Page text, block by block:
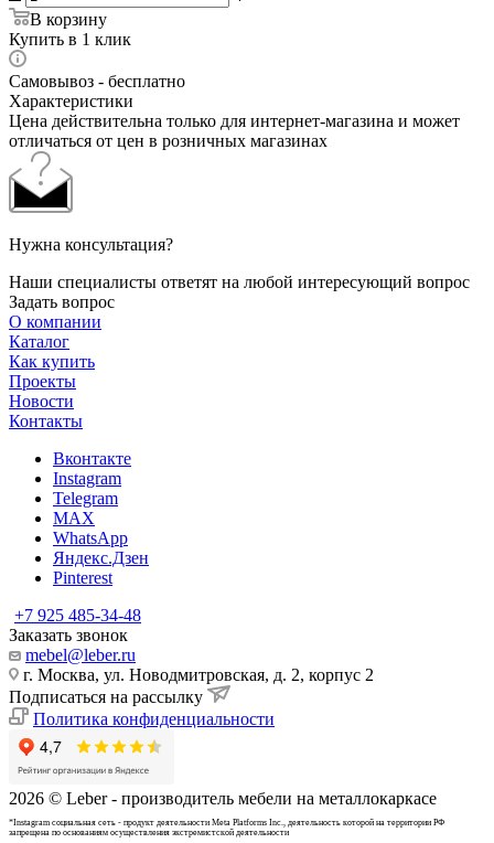
В корзину
Купить в 1 клик
Самовывоз - бесплатно
Характеристики
Цена действительна только для интернет-магазина и может
отличаться от цен в розничных магазинах
Нужна консультация?
Наши специалисты ответят на любой интересующий вопрос
Задать вопрос
О компании
Каталог
Как купить
Проекты
Новости
Контакты
Вконтакте
Instagram
Telegram
MAX
WhatsApp
Яндекс.Дзен
Pinterest
+7 925 485-34-48
Заказать звонок
mebel@leber.ru
г. Москва, ул. Новодмитровская, д. 2, корпус 2
Подписаться на рассылку
Политика конфиденциальности
2026 © Leber - производитель мебели на металлокаркасе
*Instagram cоциальная сеть - продукт деятельности Meta Platforms Inc., деятельность которой на территории РФ
запрещена по основаниям осуществления экстремистской деятельности